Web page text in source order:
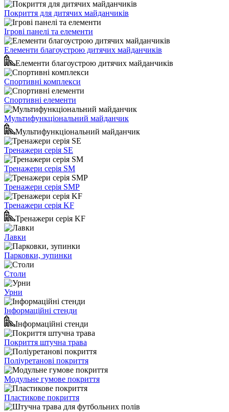
Покриття для дитячих майданчиків
Ігрові панелі та елементи
Елементи благоустрою дитячих майданчиків
Елементи благоустрою дитячих майданчиків
Спортивні комплекси
Спортивні елементи
Мультифункціональний майданчик
Мультифункціональний майданчик
Тренажери серія SE
Тренажери серія SM
Тренажери серія SMP
Тренажери серія KF
Тренажери серія KF
Лавки
Парковки, зупинки
Столи
Урни
Інформаційні стенди
Інформаційні стенди
Покриття штучна трава
Поліуретанові покриття
Модульне гумове покриття
Пластикове покриття